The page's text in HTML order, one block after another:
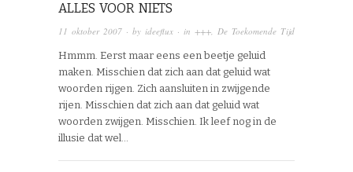
ALLES VOOR NIETS
11 oktober 2007 · by ideeflux · in +++ De Toekomende Tijd
Hmmm. Eerst maar eens een beetje geluid
maken. Misschien dat zich aan dat geluid wat
woorden rijgen. Zich aansluiten in zwijgende
rijen. Misschien dat zich aan dat geluid wat
woorden zwijgen. Misschien. Ik leef nog in de
illusie dat wel…